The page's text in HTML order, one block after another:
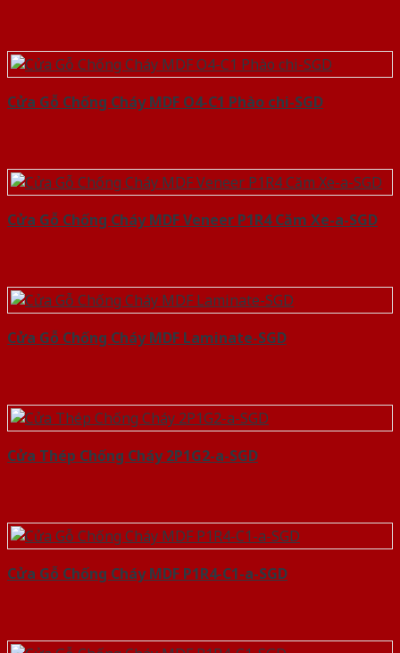
Cửa Gỗ Chống Cháy MDF O4-C1 Phào chi-SGD
Cửa Gỗ Chống Cháy MDF Veneer P1R4 Căm Xe-a-SGD
Cửa Gỗ Chống Cháy MDF Laminate-SGD
Cửa Thép Chống Cháy 2P1G2-a-SGD
Cửa Gỗ Chống Cháy MDF P1R4-C1-a-SGD